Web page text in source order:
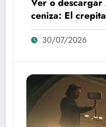
ceniza: El
30/07/2026